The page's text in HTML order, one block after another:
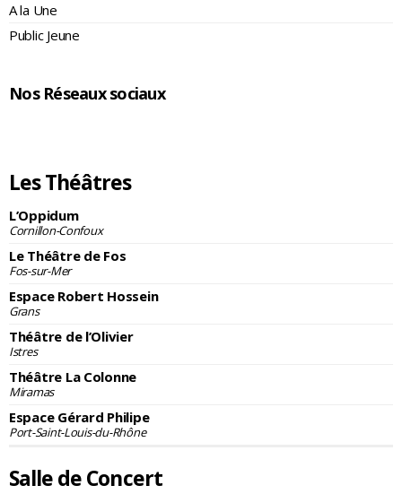
A la Une
Public Jeune
Nos Réseaux sociaux
Les Théâtres
L’Oppidum
Cornillon-Confoux
Le Théâtre de Fos
Fos-sur-Mer
Espace Robert Hossein
Grans
Théâtre de l’Olivier
Istres
Théâtre La Colonne
Miramas
Espace Gérard Philipe
Port-Saint-Louis-du-Rhône
Salle de Concert